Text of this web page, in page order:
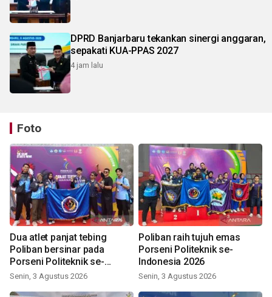
DPRD Banjarbaru tekankan sinergi anggaran,
sepakati KUA-PPAS 2027
4 jam lalu
Foto
Dua atlet panjat tebing
Poliban bersinar pada
Porseni Politeknik se-
Indonesia 2026
Senin, 3 Agustus 2026
Poliban raih tujuh emas
Porseni Politeknik se-
Indonesia 2026
Senin, 3 Agustus 2026